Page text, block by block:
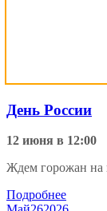
День России
12 июня в 12:00
Ждем горожан на
Подробнее